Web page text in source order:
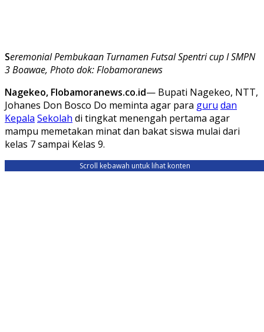
Seremonial Pembukaan Turnamen Futsal Spentri cup I SMPN
3 Boawae, Photo dok: Flobamoranews
Nagekeo, Flobamoranews.co.id— Bupati Nagekeo, NTT,
Johanes Don Bosco Do meminta agar para guru dan
Kepala Sekolah di tingkat menengah pertama agar
mampu memetakan minat dan bakat siswa mulai dari
kelas 7 sampai Kelas 9.
Scroll kebawah untuk lihat konten